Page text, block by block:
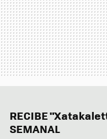
RECIBE
SEMANAL